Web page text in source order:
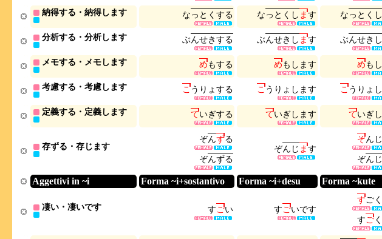
納得する・納得します なっ と く する なっ と く し ます なっ と く し
分析する・分析します ぶんせきする ぶんせき し ます ぶんせき し
メモする・メモします めもする めも し ます めも し
考慮する・考慮します こう り ょする こう り ょ し ます こう り ょ し
定義する・定義します ていぎする ていぎし ます ていぎし
存ずる・存じます
ぞんずる
ぞんずる
ぞん じ ます
ぞん じ
ぞん じ
Aggettivi in ~i Forma ~i+sostantivo Forma ~i+desu Forma ~kute
凄い・凄いです すごい すごいです
すごく
すごく